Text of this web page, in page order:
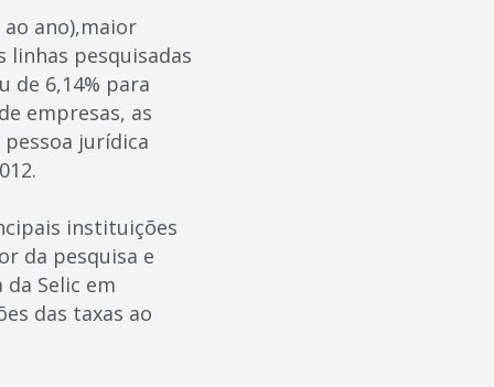
ao ano),maior
linhas pesquisadas
de 6,14% para
empresas, as
jurídica
instituições
da pesquisa e
Selic em
das taxas ao